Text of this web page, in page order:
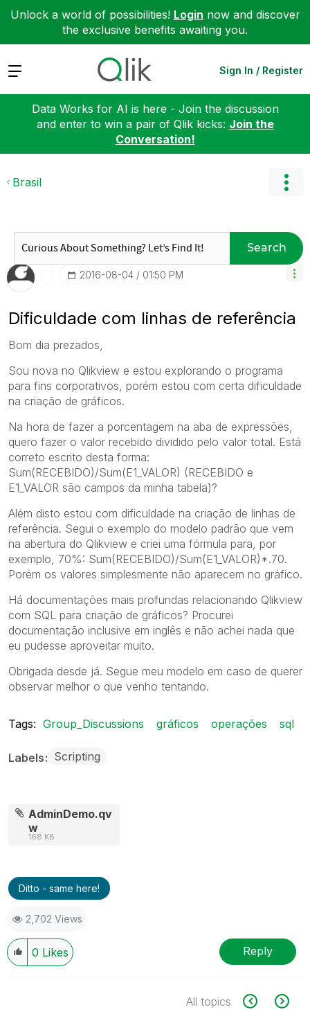
Unlock a world of possibilities! Login now and discover
the exclusive benefits awaiting you.
Expand Sign In / Register
Data Works for AI is here - Join the discussion
and enter to win a pair of Qlik kicks: Join the
Conversation!
Brasil
Search
‎2016-08-04 01:50 PM
Dificuldade com linhas de referência
Bom dia prezados,
Sou nova no Qlikview e estou explorando o programa
para fins corporativos, porém estou com certa dificuldade
na criação de gráficos.
Na hora de fazer a porcentagem na aba de expressões,
quero fazer o valor recebido dividido pelo valor total. Está
correto escrito desta forma:
Sum(RECEBIDO)/Sum(E1_VALOR) (RECEBIDO e
E1_VALOR são campos da minha tabela)?
Além disto estou com dificuldade na criação de linhas de
referência. Segui o exemplo do modelo padrão que vem
na abertura do Qlikview e criei uma fórmula para, por
exemplo, 70%: Sum(RECEBIDO)/Sum(E1_VALOR)*.70.
Porém os valores simplesmente não aparecem no gráfico.
Há documentações mais profundas relacionando Qlikview
com SQL para criação de gráficos? Procurei
documentação inclusive em inglês e não achei nada que
eu pudesse aproveitar muito.
Obrigada desde já. Segue meu modelo em caso de querer
observar melhor o que venho tentando.
Tags: Group_Discussions gráficos operações sql
Labels Scripting
AdminDemo.qv
w
168 KB
Ditto - same here!
2,702 Views
0 Likes Reply
All topics